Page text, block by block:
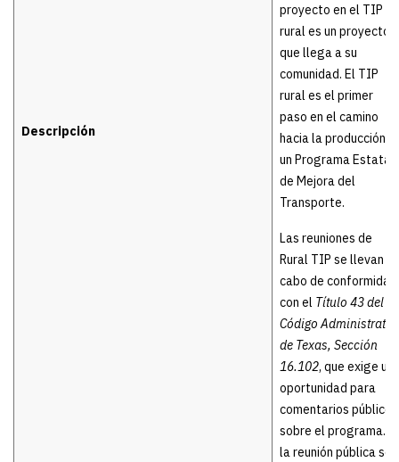
Descripción
proyecto en el TIP
rural es un proyecto
que llega a su
comunidad. El TIP
rural es el primer
paso en el camino
hacia la producción
un Programa Estatal
de Mejora del
Transporte.
Las reuniones de
Rural TIP se llevan a
cabo de conformidad
con el Título 43 del
Código
de Texas, Sección
16.102, que exige
oportunidad para
comentarios públicos
sobre el programa.
la reunión pública se